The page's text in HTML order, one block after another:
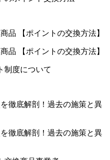
品 【ポイントの交換方法】
品 【ポイントの交換方法】
制度について
徹底解剖！過去の施策と異
徹底解剖！過去の施策と異